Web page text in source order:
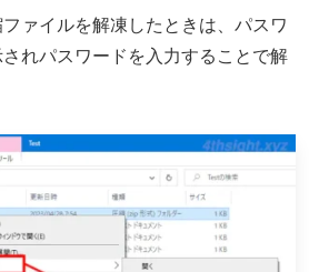
ァイルを解凍したときは、パスワ
れパスワードを入力することで解